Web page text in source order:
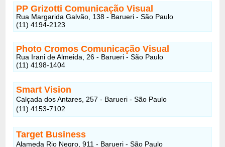
PP Grizotti Comunicação Visual
Rua Margarida Galvão, 138 - Barueri - São Paulo
(11) 4194-2123
Photo Cromos Comunicação Visual
Rua Irani de Almeida, 26 - Barueri - São Paulo
(11) 4198-1404
Smart Vision
Calçada dos Antares, 257 - Barueri - São Paulo
(11) 4153-7102
Target Business
Alameda Rio Negro, 911 - Barueri - São Paulo